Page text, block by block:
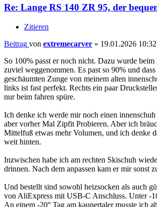
Re: Lange RS 140 ZR 95, der
Zitieren
Beitrag von extremecarver » 19.01.2026 10:32
So 100% passt er noch nicht. Dazu wurde beim
zuviel weggenommen. Es past so 90% und
geschäumten Zunge von meinem alten
links ist fast perfekt. Rechts ein paar
nur beim fahren spüre.
Ich denke ich werde mir noch einen innenschuh
aber vorher Mal Zipfit Probieren. Aber ich
Mittelfuß etwas mehr Volumen, und ich denke
weit hinten.
Inzwischen habe ich am rechten Skischuh
drinnen. Nach dem anpassen kam er mir sonst
Und bestellt sind sowohl heizsocken als auch
von AliExpress mit USB-C Anschluss. Unter -
An einem -20° Tag am kaunertaler musste ich